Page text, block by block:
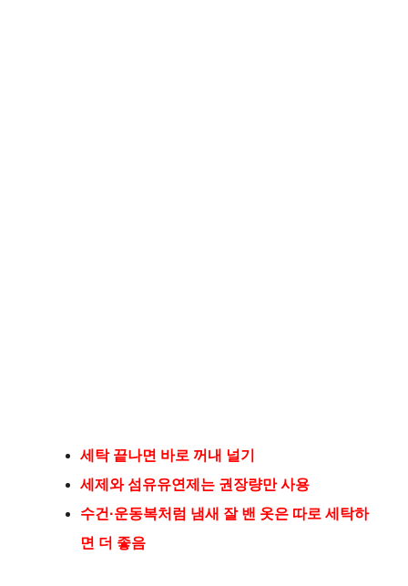
세탁 끝나면 바로 꺼내 널기
세제와 섬유유연제는 권장량만 사용
수건·운동복처럼 냄새 잘 밴 옷은 따로 세탁하
면 더 좋음